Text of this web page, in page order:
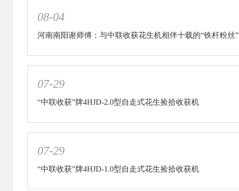
08-04
河南南阳谢师傅：与中联收获花生机相伴十载的“铁杆粉丝”
07-29
“中联收获”牌4HJD-2.0型自走式花生捡拾收获机
07-29
“中联收获”牌4HJD-1.0型自走式花生捡拾收获机